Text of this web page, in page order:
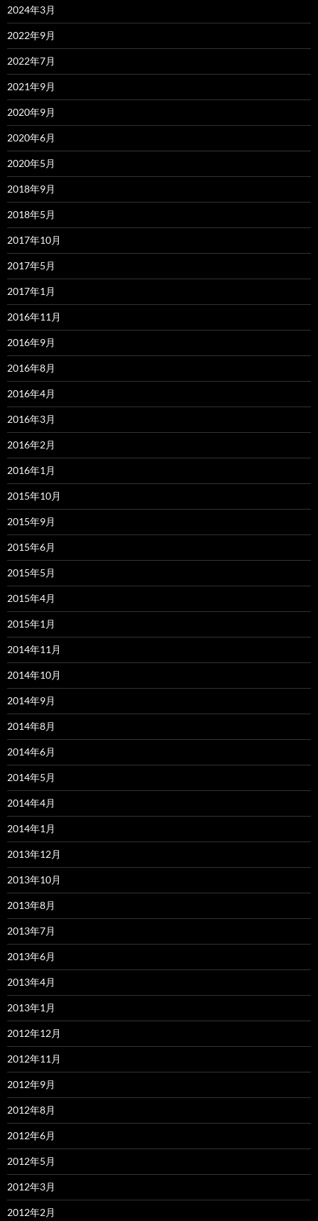
2024年3月
2022年9月
2022年7月
2021年9月
2020年9月
2020年6月
2020年5月
2018年9月
2018年5月
2017年10月
2017年5月
2017年1月
2016年11月
2016年9月
2016年8月
2016年4月
2016年3月
2016年2月
2016年1月
2015年10月
2015年9月
2015年6月
2015年5月
2015年4月
2015年1月
2014年11月
2014年10月
2014年9月
2014年8月
2014年6月
2014年5月
2014年4月
2014年1月
2013年12月
2013年10月
2013年8月
2013年7月
2013年6月
2013年4月
2013年1月
2012年12月
2012年11月
2012年9月
2012年8月
2012年6月
2012年5月
2012年3月
2012年2月